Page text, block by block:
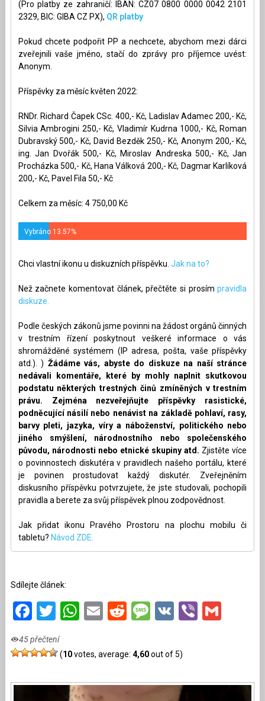
(Pro platby ze zahraničí: IBAN: CZ07 0800 0000 0042 2101
2329, BIC: GIBA CZ PX), QR platby
Pokud chcete podpořit PP a nechcete, abychom mezi dárci
zveřejnili vaše jméno, stačí do zprávy pro příjemce uvést:
Anonym.
Příspěvky za měsíc květen 2022:
RNDr. Richard Čapek CSc. 400,- Kč, Ladislav Adamec 200,- Kč,
Silvia Ambrogini 250,- Kč, Vladimír Kudrna 1000,- Kč, Roman
Dubravský 500,- Kč, David Bezděk 250,- Kč, Anonym 200,- Kč,
ing. Jan Dvořák 500,- Kč, Miroslav Andreska 500,- Kč, Jan
Procházka 500,- Kč, Hana Válková 200,- Kč, Dagmar Karlíková
200,- Kč, Pavel Fila 50,- Kč
Celkem za měsíc: 4 750,00 Kč
Vybráno 13.57%
Chci vlastní ikonu u diskuzních příspěvku. Jak na to?
Než začnete komentovat článek, přečtěte si prosímpravidla
diskuze.
Podle českých zákonů jsme povinni na žádost orgánů činných
v trestním řízení poskytnout veškeré informace o vás
shromážděné systémem (IP adresa, pošta, vaše příspěvky
atd.). ) Žádáme vás, abyste do diskuze na naší stránce
nedávali komentáře, které by mohly naplnit skutkovou
podstatu některých trestných činů zmíněných v trestním
právu. Zejména nezveřejňujte příspěvky rasistické,
podněcující násilí nebo nenávist na základě pohlaví, rasy,
barvy pleti, jazyka, víry a náboženství, politického nebo
jiného smýšlení, národnostního nebo společenského
původu, národnosti nebo etnické skupiny atd. Zjistěte více
o povinnostech diskutéra v pravidlech našeho portálu, které
je povinen prostudovat každý diskutér. Zveřejněním
diskusního příspěvku potvrzujete, že jste studovali, pochopili
pravidla a berete za svůj příspěvek plnou zodpovědnost.
Jak přidat ikonu Pravého Prostoru na plochu mobilu či
tabletu? Návod ZDE.
Sdílejte článek:
Facebook
Twitter
WhatsApp
EmailRedditMessage
VKViber
45 přečtení
(10votes, average: 4,60out of 5)